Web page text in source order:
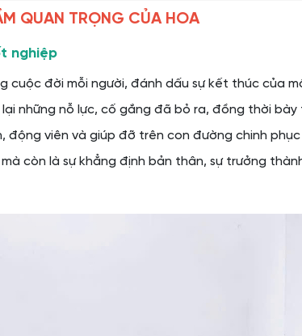
may mắn
thành công
Tươi Nguyễn Minh
QUAN TRỌNG CỦA HOA
nghiệp
đời mỗi người, đánh dấu sự kết thúc của
những nỗ lực, cố gắng đã bỏ ra, đồng thời
động viên và giúp đỡ trên con đường chinh
còn là sự khẳng định bản thân, sự trưởng